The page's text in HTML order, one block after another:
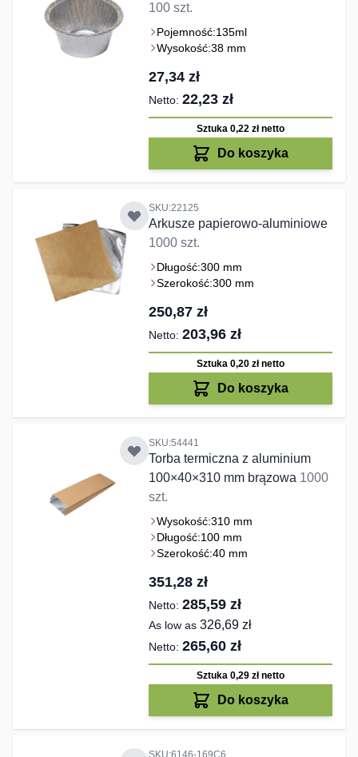
100 szt.
Pojemność:135ml
Wysokość:38 mm
27,34 zł
22,23 zł
Sztuka 0,22 złnetto
Do koszyka
SKU:22125
Arkusze papierowo-aluminiowe
1000 szt.
Długość:300 mm
Szerokość:300 mm
250,87 zł
203,96 zł
Sztuka 0,20 złnetto
Do koszyka
SKU:54441
Torba termiczna z aluminium
100×40×310 mm brązowa 1000
szt.
Wysokość:310 mm
Długość:100 mm
Szerokość:40 mm
351,28 zł
285,59 zł
As low as 326,69 zł
265,60 zł
Sztuka 0,29 złnetto
Do koszyka